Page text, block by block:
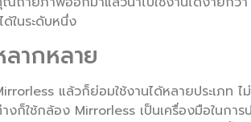
ในระดับหนึ่ง
ลากหลาย
แล้วก็ย่อมใช้งานได้หลายประเภท
ก็ใช้กล้อง Mirrorless เป็นเครื่องมือในก